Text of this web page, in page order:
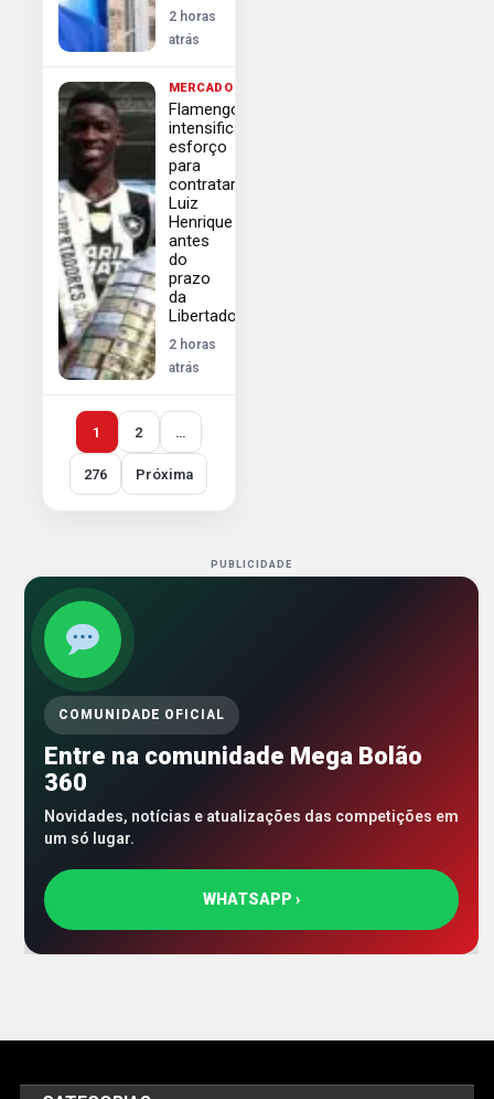
2 horas
atrás
MERCADO
Flamengo
intensifica
esforço
para
contratar
Luiz
Henrique
antes
do
prazo
da
Libertadores
2 horas
atrás
1 2 …
276 Próxima
PUBLICIDADE
COMUNIDADE OFICIAL
Entre na comunidade Mega Bolão
360
Novidades, notícias e atualizações das competições em
um só lugar.
WHATSAPP ›